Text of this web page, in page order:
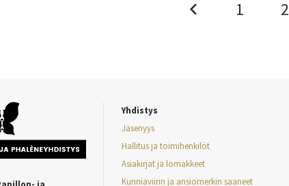
1 2
Yhdistys
Jäsenyys
Hallitus ja toimihenkilöt
Asiakirjat ja lomakkeet
Kunniaviirin ja ansiomerkin saaneet